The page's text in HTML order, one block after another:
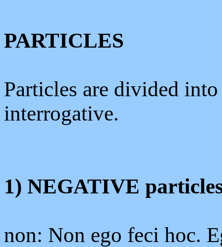
PARTICLES
Particles are divided
interrogative.
1) NEGATIVE
non: Non ego feci hoc.